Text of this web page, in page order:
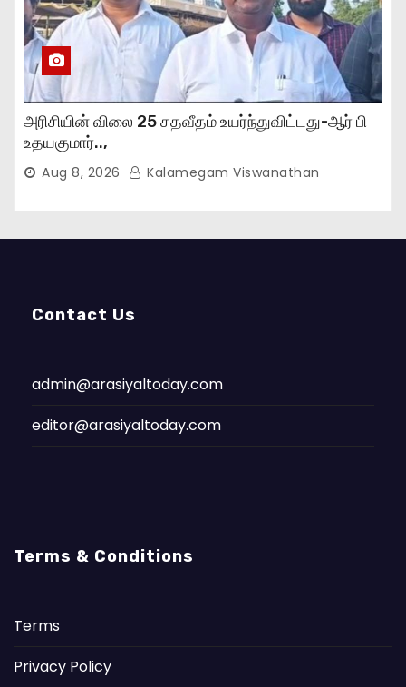
அரிசியின் விலை 25 சதவீதம் உயர்ந்துவிட்டது-ஆர் பி
உதயகுமார்..,
Aug 8, 2026 Kalamegam Viswanathan
Contact Us
admin@arasiyaltoday.com
editor@arasiyaltoday.com
Terms & Conditions
Terms
Privacy Policy